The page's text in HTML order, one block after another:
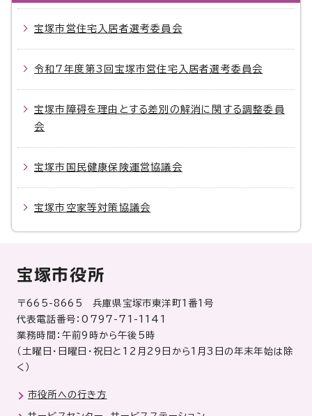
宝塚市営住宅入居者選考委員会
令和7年度第3回宝塚市営住宅入居者選考委員会
宝塚市障碍を理由とする差別の解消に関する調整委員
会
宝塚市国民健康保険運営協議会
宝塚市空家等対策協議会
宝塚市役所
〒665-8665 兵庫県宝塚市東洋町1番1号
代表電話番号：0797-71-1141
業務時間：午前9時から午後5時
（土曜日・日曜日・祝日と12月29日から1月3日の年末年始は除
く）
市役所への行き方